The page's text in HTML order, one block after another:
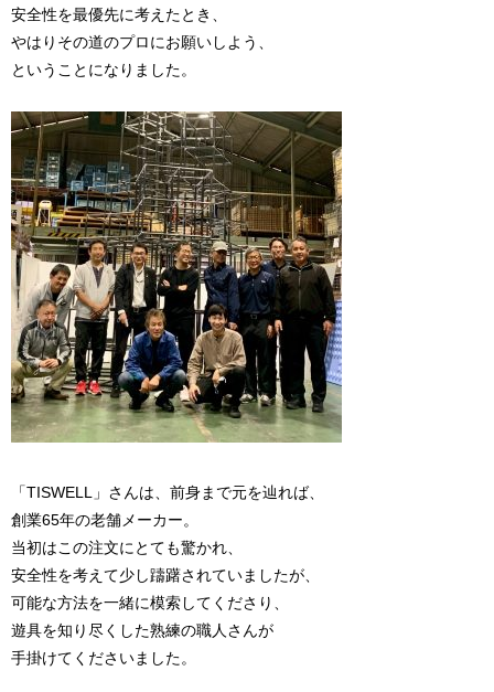
安全性を最優先に考えたとき、
やはりその道のプロにお願いしよう、
ということになりました。
「TISWELL」さんは、前身まで元を辿れば、
創業65年の老舗メーカー。
当初はこの注文にとても驚かれ、
安全性を考えて少し躊躇されていましたが、
可能な方法を一緒に模索してくださり、
遊具を知り尽くした熟練の職人さんが
手掛けてくださいました。